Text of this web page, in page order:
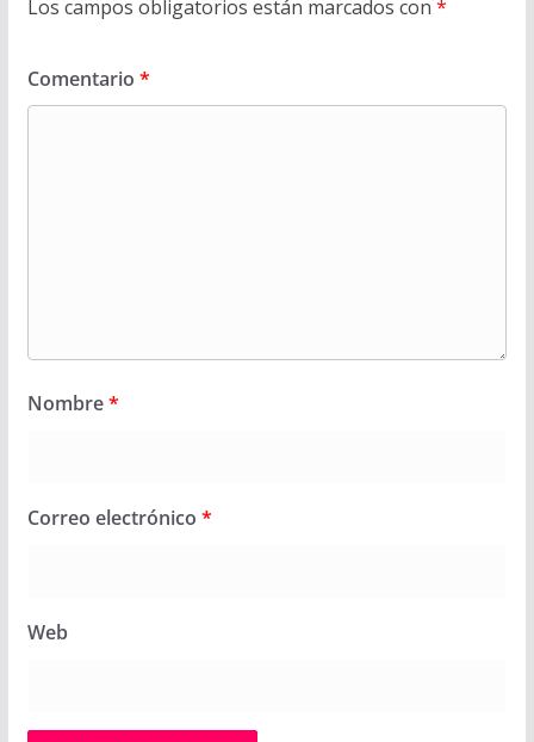
Los campos obligatorios están marcados con *
Comentario *
Nombre*
Correo electrónico *
Web